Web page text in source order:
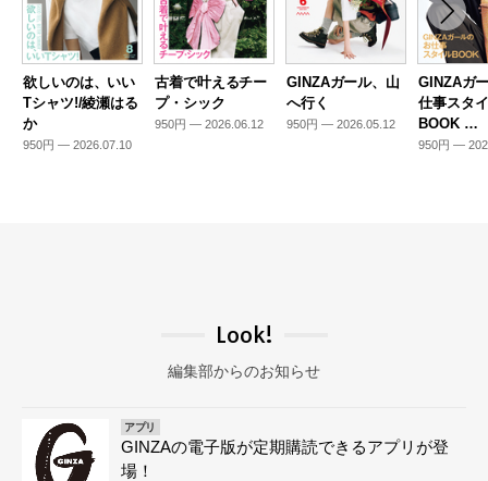
欲しいのは、いい
Tシャツ!/綾瀬はる
か
950円 — 2026.07.10
古着で叶えるチー
プ・シック
950円 — 2026.06.12
GINZAガール、山
へ行く
950円 — 2026.05.12
GINZAガ
仕事スタ
BOOK …
950円 —
Look!
編集部からのお知らせ
アプリ
GINZAの電子版が定期購読できるアプリが登
場！